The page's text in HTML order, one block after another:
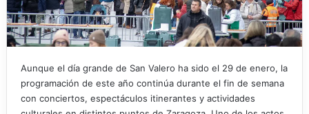
Aunque el día grande de San Valero ha sido el 29 de enero, la
programación de este año continúa durante el fin de semana
con conciertos, espectáculos itinerantes y actividades